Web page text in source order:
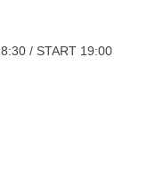
/ START 19:00